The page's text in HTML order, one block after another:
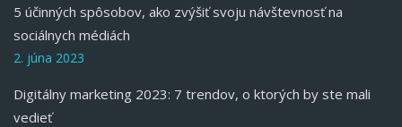
5 účinných spôsobov, ako zvýšiť svoju návštevnosť na
sociálnych médiách
2. júna 2023
Digitálny marketing 2023: 7 trendov, o ktorých by ste mali
vedieť